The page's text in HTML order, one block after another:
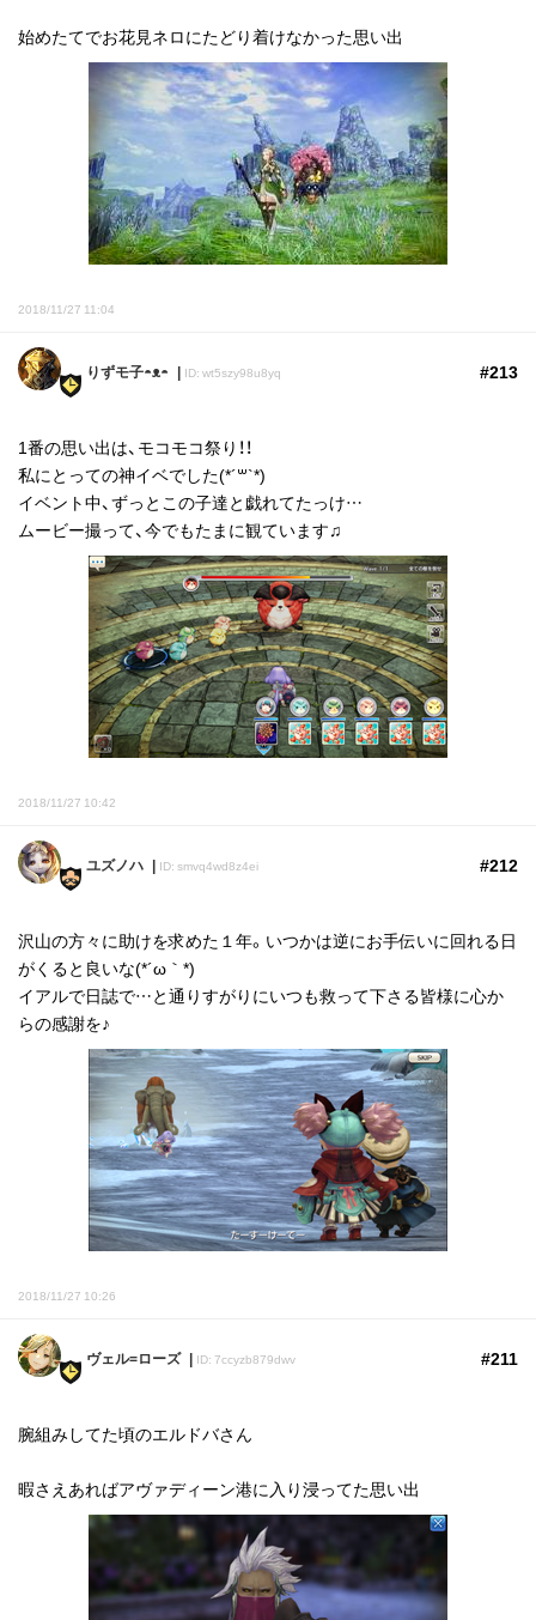
始めたてでお花見ネロにたどり着けなかった思い出
2018/11/27 11:04
りずモ子◓ᴥ◓ ID: wt5szy98u8yq #213
1番の思い出は、モコモコ祭り！！
私にとっての神イベでした(*´꒳`*)
イベント中、ずっとこの子達と戯れてたっけ…
ムービー撮って、今でもたまに観ています♫
2018/11/27 10:42
ユズノハ ID: smvq4wd8z4ei #212
沢山の方々に助けを求めた１年。いつかは逆にお手伝いに回れる日
がくると良いな(*´ω｀*)
イアルで日誌で…と通りすがりにいつも救って下さる皆様に心か
らの感謝を♪
2018/11/27 10:26
ヴェル=ローズ ID: 7ccyzb879dwv #211
腕組みしてた頃のエルドバさん
暇さえあればアヴァディーン港に入り浸ってた思い出